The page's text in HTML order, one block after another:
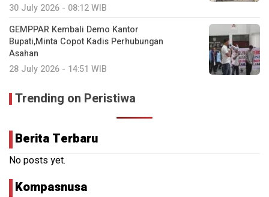
30 July 2026 - 08:12 WIB
GEMPPAR Kembali Demo Kantor
Bupati,Minta Copot Kadis Perhubungan
Asahan
28 July 2026 - 14:51 WIB
Trending on Peristiwa
Berita Terbaru
No posts yet.
Kompasnusa